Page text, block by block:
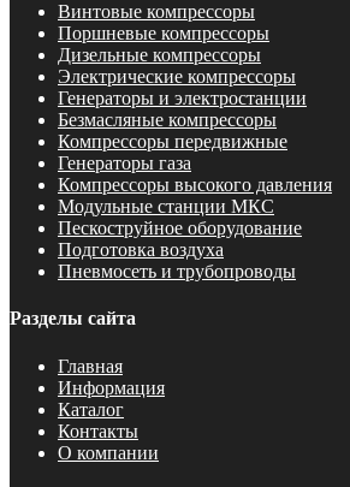
Винтовые компрессоры
Поршневые компрессоры
Дизельные компрессоры
Электрические компрессоры
Генераторы и электростанции
Безмасляные компрессоры
Компрессоры передвижные
Генераторы газа
Компрессоры высокого давления
Модульные станции МКС
Пескоструйное оборудование
Подготовка воздуха
Пневмосеть и трубопроводы
Разделы сайта
Главная
Информация
Каталог
Контакты
О компании